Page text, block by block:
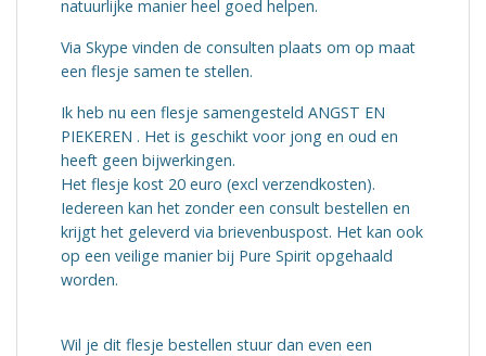
natuurlijke manier heel goed helpen.
Via Skype vinden de consulten plaats om op maat
een flesje samen te stellen.
Ik heb nu een flesje samengesteld ANGST EN
PIEKEREN . Het is geschikt voor jong en oud en
heeft geen bijwerkingen.
Het flesje kost 20 euro (excl verzendkosten).
Iedereen kan het zonder een consult bestellen en
krijgt het geleverd via brievenbuspost. Het kan ook
op een veilige manier bij Pure Spirit opgehaald
worden.
Wil je dit flesje bestellen stuur dan even een